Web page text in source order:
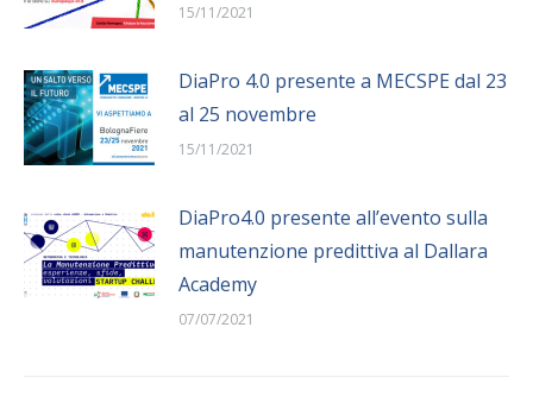
15/11/2021
DiaPro 4.0 presente a MECSPE dal 23
al 25 novembre
15/11/2021
DiaPro4.0 presente all’evento sulla
manutenzione predittiva al Dallara
Academy
07/07/2021